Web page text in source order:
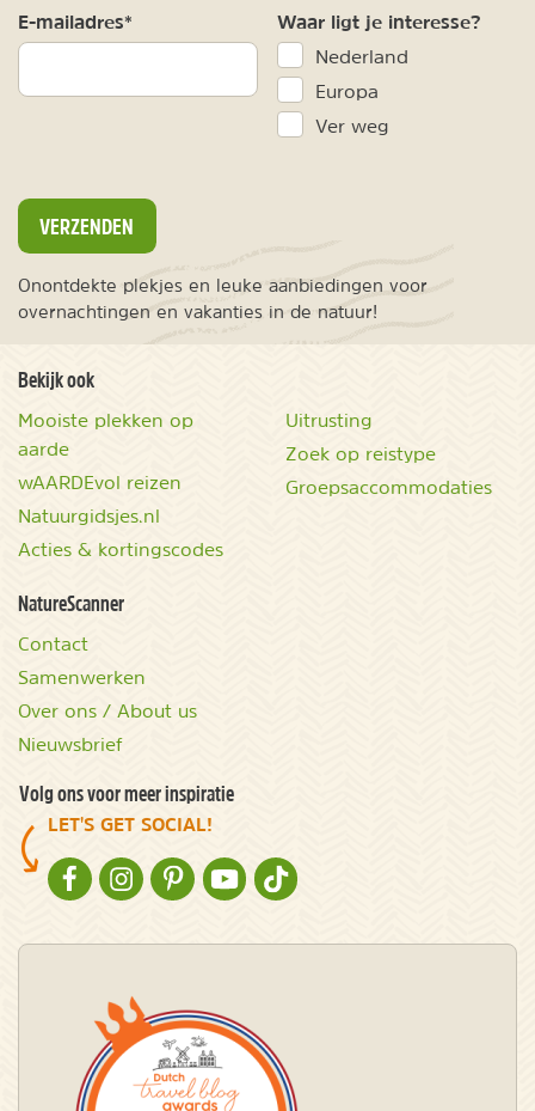
E-mailadres* Waar ligt je interesse?
Nederland
Europa
Ver weg
VERZENDEN
Onontdekte plekjes en leuke aanbiedingen voor
overnachtingen en vakanties in de natuur!
Bekijk ook
Mooiste plekken op
aarde
wAARDEvol reizen
Natuurgidsjes.nl
Acties & kortingscodes
Uitrusting
Zoek op reistype
Groepsaccommodaties
NatureScanner
Contact
Samenwerken
Over ons / About us
Nieuwsbrief
Volg ons voor meer inspiratie
LET'S GET SOCIAL!
NATURESCANNER OP FACEBOOK
NATURESCANNER OP INSTAGRAM
NATURESCANNER OP PINTEREST
NATURESCANNER OP YOUTUBE
NATURESCANNER OP TIKTOK